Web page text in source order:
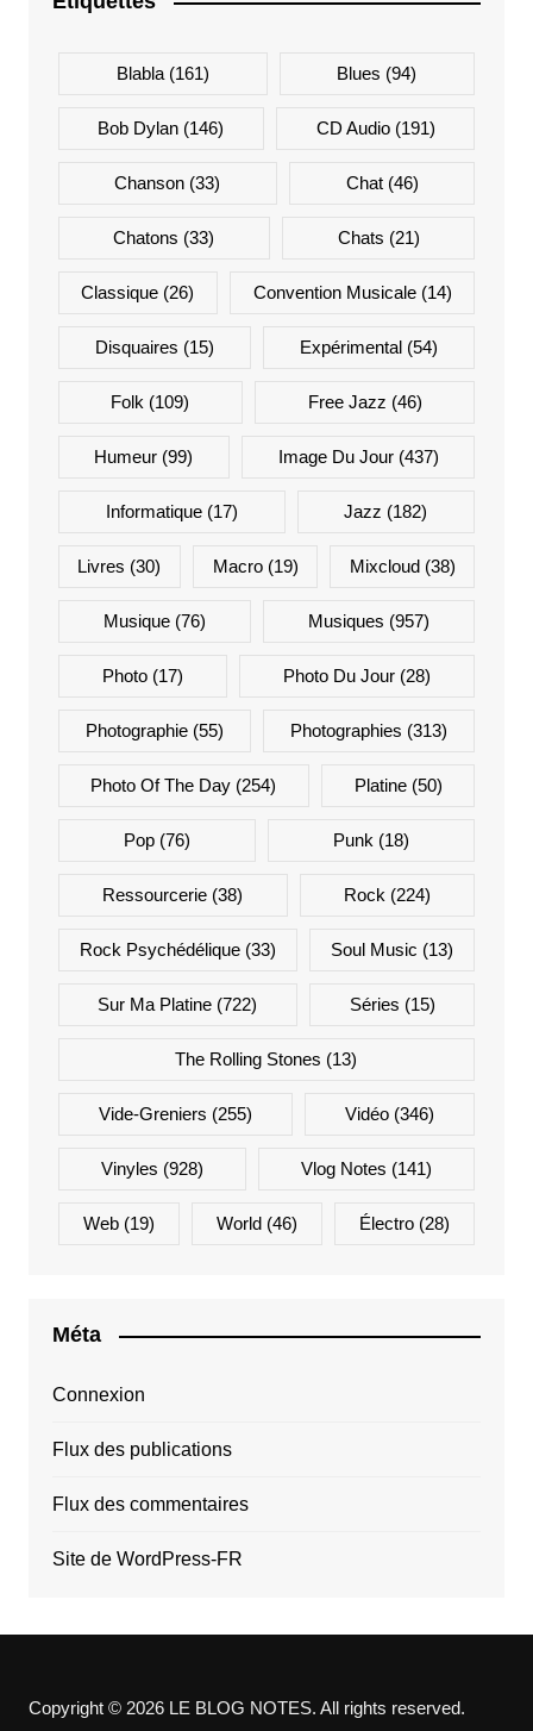
Blabla(161) Blues (94)
Bob Dylan (146) CD Audio(191)
Chanson (33) Chat(46)
Chatons (33) Chats (21)
Classique (26) Convention Musicale(14)
Disquaires (15) Expérimental (54)
Folk (109) Free Jazz (46)
Humeur (99) Image Du Jour(437)
Informatique(17) Jazz (182)
Livres (30) Macro(19) Mixcloud(38)
Musique(76) Musiques (957)
Photo(17) Photo Du Jour (28)
Photographie(55) Photographies (313)
Photo Of The Day (254) Platine(50)
Pop(76) Punk (18)
Ressourcerie (38) Rock (224)
Rock Psychédélique(33) Soul Music (13)
Sur Ma Platine (722) Séries (15)
The Rolling Stones (13)
Vide-Greniers (255) Vidéo (346)
Vinyles (928) Vlog Notes (141)
Web(19) World (46) Électro (28)
Méta
Connexion
Flux des publications
Flux des commentaires
Site de WordPress-FR
Copyright © 2026 LE BLOG NOTES. All rights reserved.